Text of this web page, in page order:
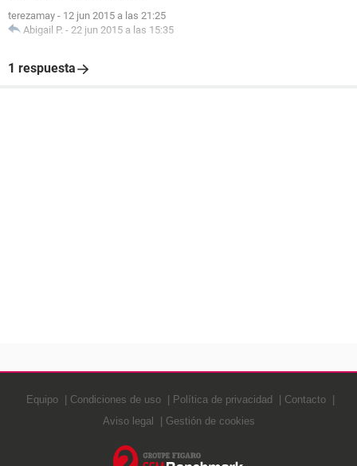
terezamay - 12 jun 2015 a las 21:25
Abigail P. - 22 jun 2015 a las 15:35
1 respuesta
Equipo Condiciones de uso Política de privacidad
Contacto
Aviso legal
Gestión de cookies